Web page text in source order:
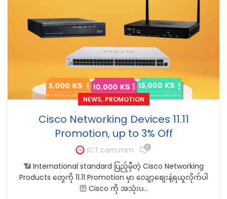
NEWS, PROMOTION
Cisco Networking Devices 11.11
Promotion, up to 3% Off
ICT.com.mm 0
📶 International standard ပြည့်မှီတဲ့ Cisco Networking
Products တွေကို 11.11 Promotion မှာ လျော့‌စျေးနဲ့ရယူလိုက်ပါ
🛜 Cisco ကို အသုံးပ...